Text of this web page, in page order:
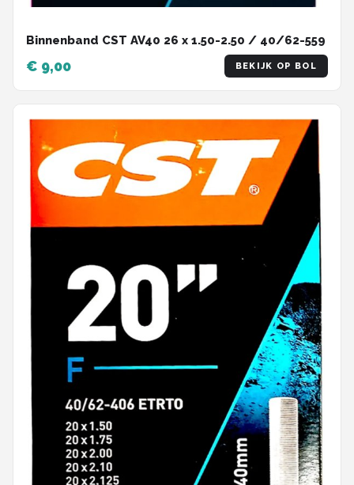
Binnenband CST AV40 26 x 1.50-2.50 / 40/62-559
€ 9,00 BEKIJK OP BOL